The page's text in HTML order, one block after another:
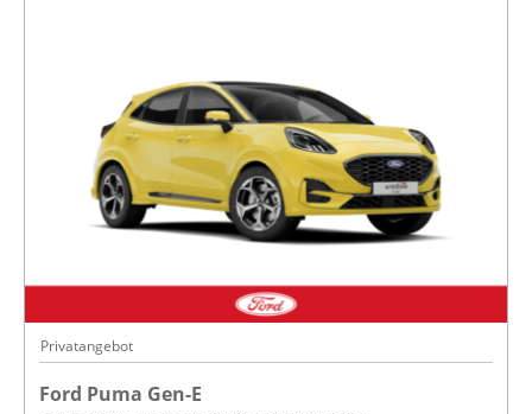
Privatangebot
Ford Puma Gen-E